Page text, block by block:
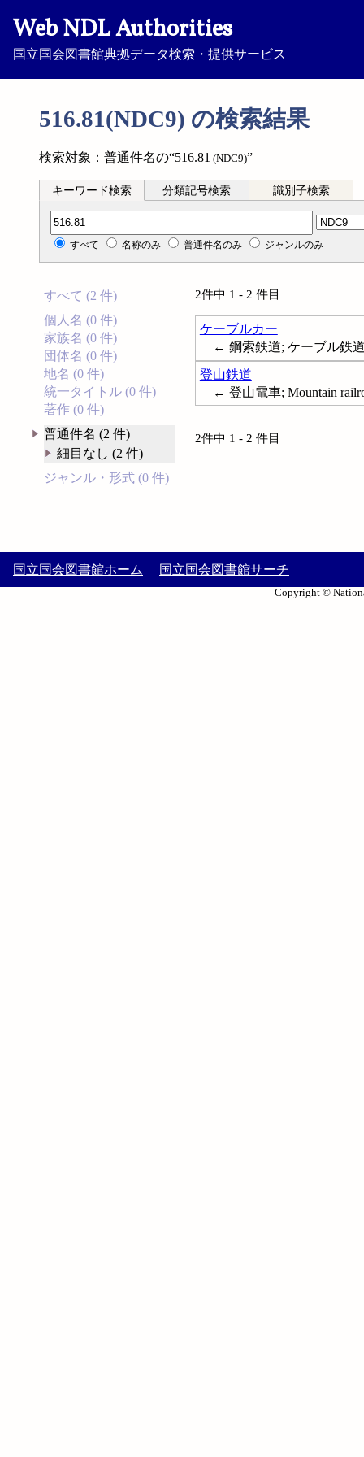
Web NDL Authorities
国立国会図書館典拠データ検索・提供サービス
516.81(NDC9) の検索結果
検索対象：普通件名の“516.81 (NDC9)”
キーワード検索 分類記号検索 識別子検索
分類記号検索
すべて 名称のみ 普通件名のみ ジャンルのみ
すべて (2 件)
個人名 (0 件)
家族名 (0 件)
団体名 (0 件)
地名 (0 件)
統一タイトル (0 件)
著作 (0 件)
普通件名 (2 件)
細目なし (2 件)
ジャンル・形式 (0 件)
2件中 1 - 2 件目
ケーブルカー
← 鋼索鉄道; ケーブル鉄道
登山鉄道
← 登山電車; Mountain
2件中 1 - 2 件目
国立国会図書館ホーム 国立国会図書館サーチ
Copyright ©